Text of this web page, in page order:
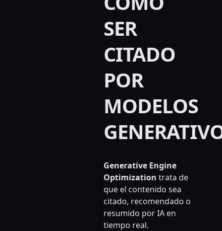
SER
CITADO
POR
MODELOS
Generative Engine
Optimization trata de
que el contenido sea
citado, recomendado o
resumido por IA en
tiempo real.